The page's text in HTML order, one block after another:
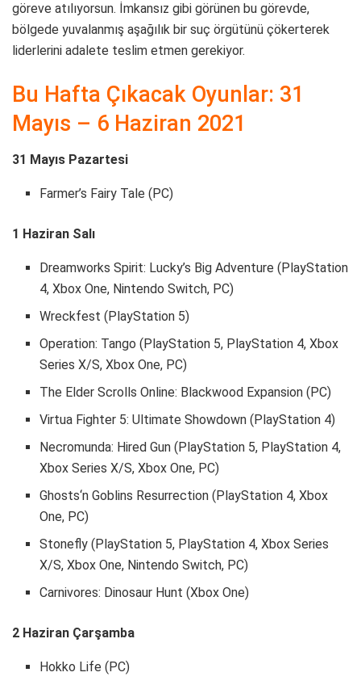
göreve atılıyorsun. İmkansız gibi görünen bu görevde,
bölgede yuvalanmış aşağılık bir suç örgütünü çökerterek
liderlerini adalete teslim etmen gerekiyor.
Bu Hafta Çıkacak Oyunlar: 31
Mayıs – 6 Haziran 2021
31 Mayıs Pazartesi
Farmer’s Fairy Tale (PC)
1 Haziran Salı
Dreamworks Spirit: Lucky’s Big Adventure (PlayStation
4, Xbox One, Nintendo Switch, PC)
Wreckfest (PlayStation 5)
Operation: Tango (PlayStation 5, PlayStation 4, Xbox
Series X/S, Xbox One, PC)
The Elder Scrolls Online: Blackwood Expansion (PC)
Virtua Fighter 5: Ultimate Showdown (PlayStation 4)
Necromunda: Hired Gun (PlayStation 5, PlayStation 4,
Xbox Series X/S, Xbox One, PC)
Ghosts‘n Goblins Resurrection (PlayStation 4, Xbox
One, PC)
Stonefly (PlayStation 5, PlayStation 4, Xbox Series
X/S, Xbox One, Nintendo Switch, PC)
Carnivores: Dinosaur Hunt (Xbox One)
2 Haziran Çarşamba
Hokko Life (PC)